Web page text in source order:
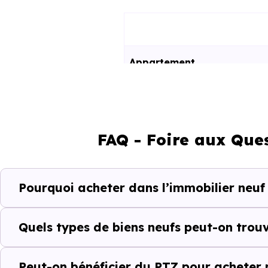
Appartement
Ces prix varient selon la
Le parc résidentiel de
résidences secondaires.
Avec 83 % de propriétaires
complémentaires : un
FAQ - Foire aux
Pourquoi acheter dans l’immobilier
Quels types de biens neufs peut-on